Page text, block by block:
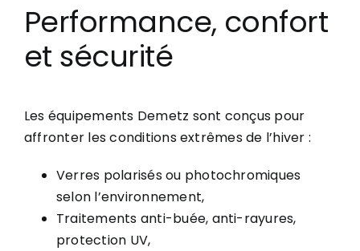
Performance, confort
et sécurité
Les équipements Demetz sont conçus pour
affronter les conditions extrêmes de l’hiver :
Verres polarisés ou photochromiques
selon l’environnement,
Traitements anti-buée, anti-rayures,
protection UV,